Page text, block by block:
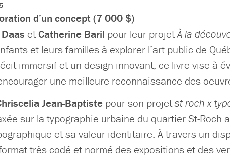
d’un concept (7 000 $)
etCatherine Baril pour leur projetÀ la
et leurs familles à explorer l’art public de
immersif et un design innovant, ce livre vise à
une meilleure reconnaissance des
Jean-Baptistepour son projetst-roch x
sur la typographie urbaine du quartier St-Roch
et sa valeur identitaire. À travers un
très codé et normé des expositions et des